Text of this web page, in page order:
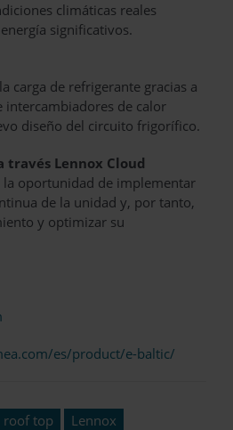
climáticas reales
significativos.
carga de refrigerante gracias a
intercambiadores de calor
diseño del circuito frigorífico.
Lennox Cloud
la oportunidad de implementar
de la unidad y, por tanto,
y optimizar su
es/product/e-baltic/
roof top Lennox